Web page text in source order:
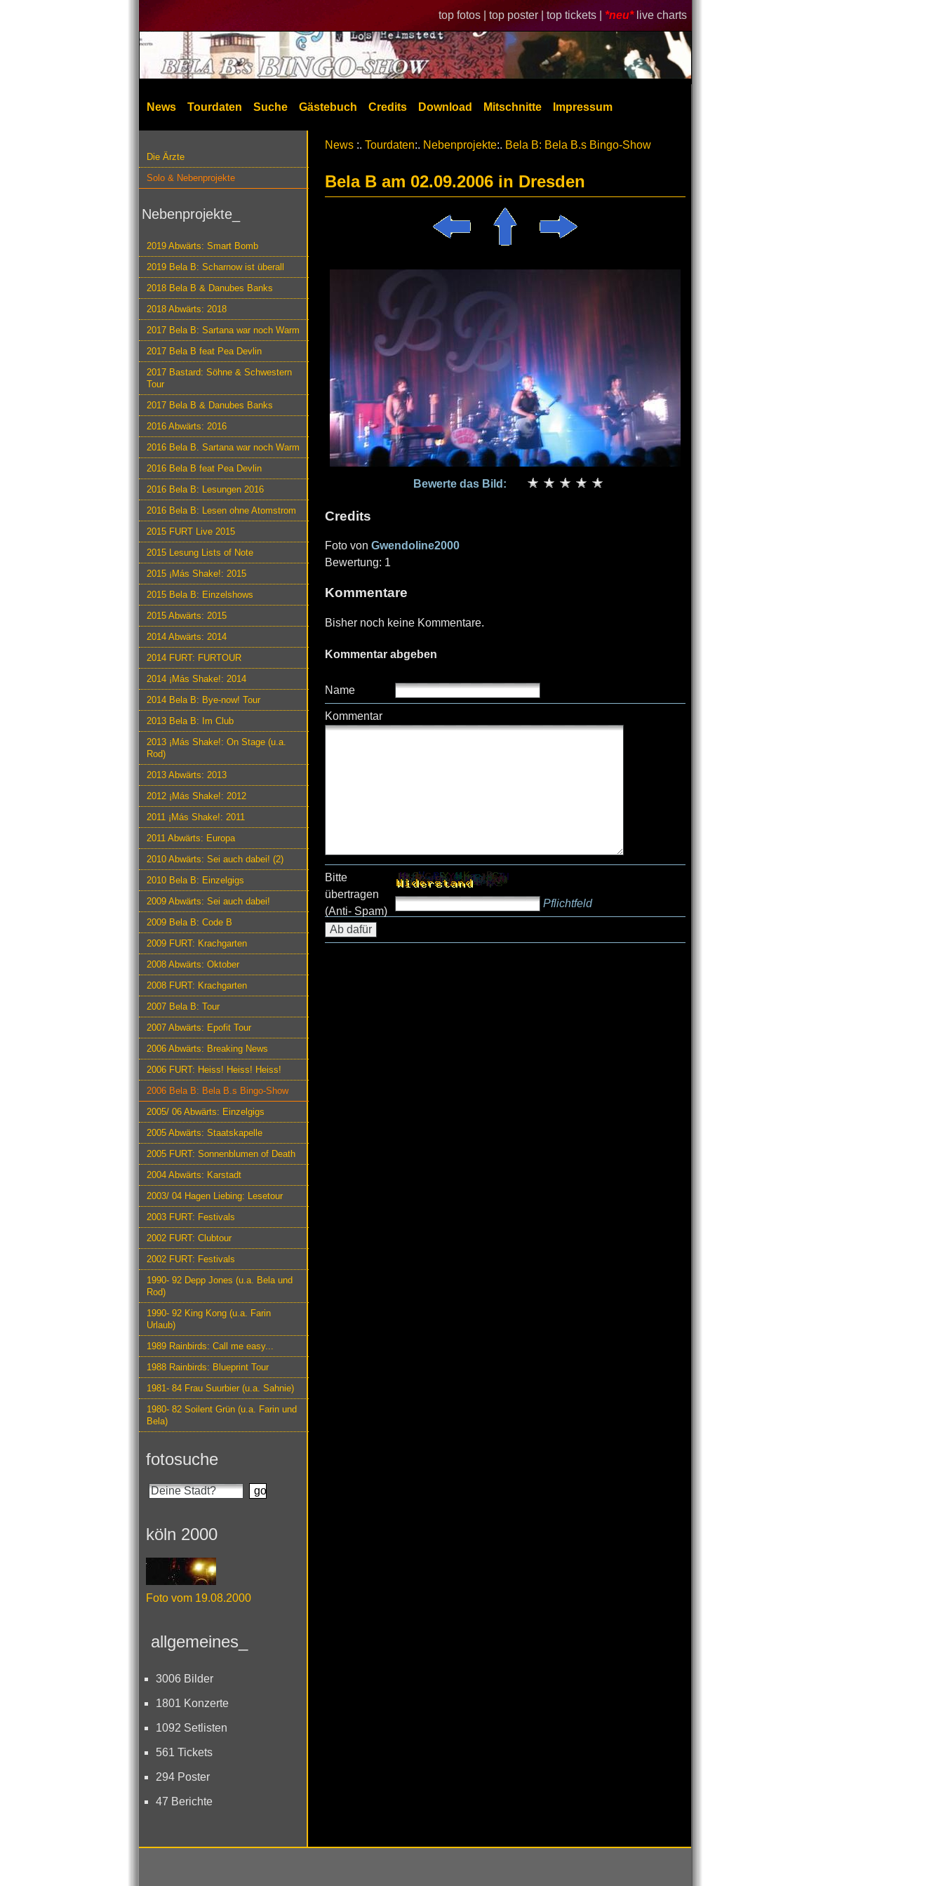
top fotos | top poster | top tickets | *neu* live charts
News Tourdaten Suche Gästebuch Credits Download Mitschnitte Impressum
Die Ärzte
Solo & Nebenprojekte
Nebenprojekte_
2019 Abwärts: Smart Bomb
2019 Bela B: Scharnow ist überall
2018 Bela B & Danubes Banks
2018 Abwärts: 2018
2017 Bela B: Sartana war noch Warm
2017 Bela B feat Pea Devlin
2017 Bastard: Söhne & Schwestern
Tour
2017 Bela B & Danubes Banks
2016 Abwärts: 2016
2016 Bela B. Sartana war noch Warm
2016 Bela B feat Pea Devlin
2016 Bela B: Lesungen 2016
2016 Bela B: Lesen ohne Atomstrom
2015 FURT Live 2015
2015 Lesung Lists of Note
2015 ¡Más Shake!: 2015
2015 Bela B: Einzelshows
2015 Abwärts: 2015
2014 Abwärts: 2014
2014 FURT: FURTOUR
2014 ¡Más Shake!: 2014
2014 Bela B: Bye-now! Tour
2013 Bela B: Im Club
2013 ¡Más Shake!: On Stage (u.a.
Rod)
2013 Abwärts: 2013
2012 ¡Más Shake!: 2012
2011 ¡Más Shake!: 2011
2011 Abwärts: Europa
2010 Abwärts: Sei auch dabei! (2)
2010 Bela B: Einzelgigs
2009 Abwärts: Sei auch dabei!
2009 Bela B: Code B
2009 FURT: Krachgarten
2008 Abwärts: Oktober
2008 FURT: Krachgarten
2007 Bela B: Tour
2007 Abwärts: Epofit Tour
2006 Abwärts: Breaking News
2006 FURT: Heiss! Heiss! Heiss!
2006 Bela B: Bela B.s Bingo-Show
2005/ 06 Abwärts: Einzelgigs
2005 Abwärts: Staatskapelle
2005 FURT: Sonnenblumen of Death
2004 Abwärts: Karstadt
2003/ 04 Hagen Liebing: Lesetour
2003 FURT: Festivals
2002 FURT: Clubtour
2002 FURT: Festivals
1990- 92 Depp Jones (u.a. Bela und
Rod)
1990- 92 King Kong (u.a. Farin
Urlaub)
1989 Rainbirds: Call me easy...
1988 Rainbirds: Blueprint Tour
1981- 84 Frau Suurbier (u.a. Sahnie)
1980- 82 Soilent Grün (u.a. Farin und
Bela)
fotosuche
köln 2000
Foto vom 19.08.2000
allgemeines_
3006 Bilder
1801 Konzerte
1092 Setlisten
561 Tickets
294 Poster
47 Berichte
News :. Tourdaten:. Nebenprojekte:. Bela B: Bela B.s Bingo-Show
Bela B am 02.09.2006 in Dresden
Bewerte das Bild:
Credits
Foto von Gwendoline2000
Bewertung: 1
Kommentare
Bisher noch keine Kommentare.
Kommentar abgeben
Name
Kommentar
Bitte
übertragen
(Anti- Spam)
Pflichtfeld